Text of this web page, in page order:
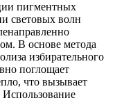
пигментных
световых волн
В основе метода
избирательного
поглощает
что вызывает